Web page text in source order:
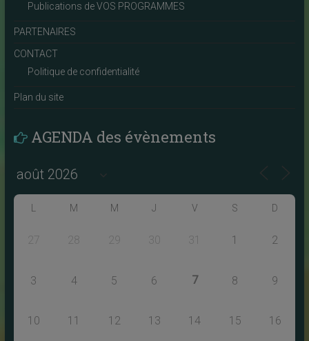
Publications de VOS PROGRAMMES
PARTENAIRES
CONTACT
Politique de confidentialité
Plan du site
AGENDA des évènements
L M M J V S D
27 28 29 30 31 1 2
3 4 5 6 7 8 9
10 11 12 13 14 15 16